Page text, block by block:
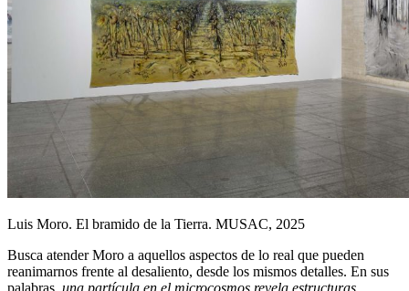
Luis Moro. El bramido de la Tierra. MUSAC, 2025
Busca atender Moro a aquellos aspectos de lo real que pueden
reanimarnos frente al desaliento, desde los mismos detalles. En sus